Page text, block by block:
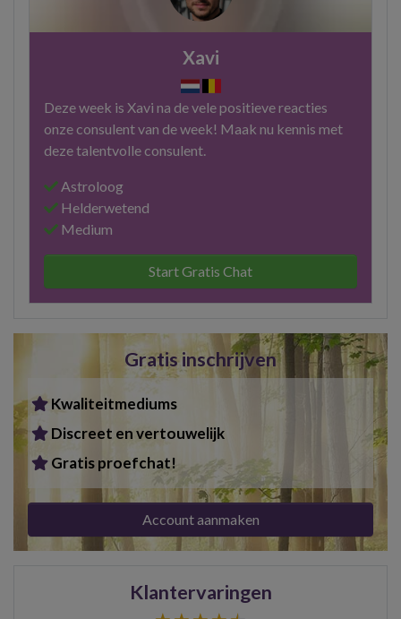
Xavi
Deze week is Xavi na de vele positieve reacties
onze consulent van de week! Maak nu kennis met
deze talentvolle consulent.
Astroloog
Helderwetend
Medium
Start Gratis Chat
Gratis inschrijven
Kwaliteitmediums
Discreet en vertouwelijk
Gratis proefchat!
Account aanmaken
Klantervaringen